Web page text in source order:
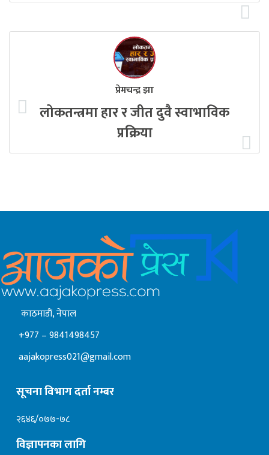
प्रेमचन्द्र झा
लोकतन्त्रमा हार र जीत दुवै स्वाभाविक
प्रक्रिया
काठमाडाैं, नेपाल
+977 – 9841498457
aajakopress021@gmail.com
सूचना विभाग दर्ता नम्बर
२६४६/०७७-७८
विज्ञापनका लागि